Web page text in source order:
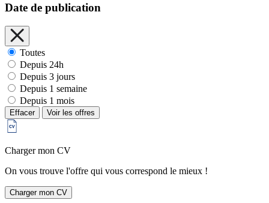
Date de publication
Toutes
Depuis 24h
Depuis 3 jours
Depuis 1 semaine
Depuis 1 mois
Effacer Voir les offres
Charger mon CV
On vous trouve l'offre qui vous correspond le mieux !
Charger mon CV